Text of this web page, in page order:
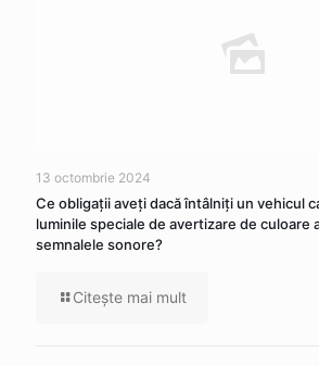
13 octombrie 2024
Ce obligaţii aveţi dacă întâlniţi un vehicul
luminile speciale de avertizare de culoare
semnalele sonore?
Citeşte mai mult